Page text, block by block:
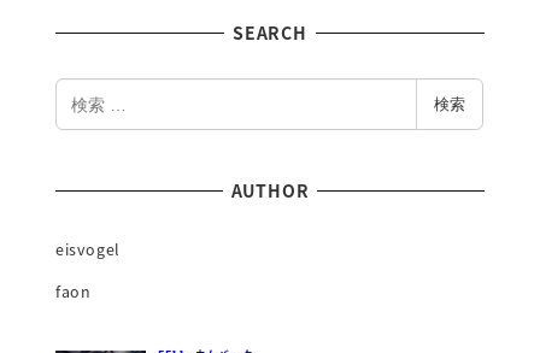
SEARCH
検
検索
AUTHOR
eisvogel
faon